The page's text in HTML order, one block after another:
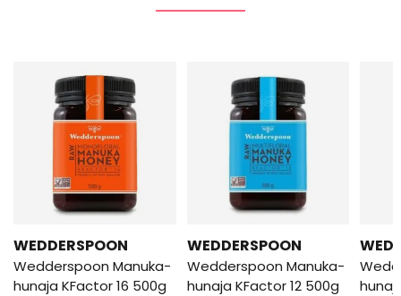
WEDDERSPOON
Wedderspoon Manuka-
hunaja KFactor 16 500g
WEDDERSPOON
Wedderspoon Manuka-
hunaja KFactor 12 500g